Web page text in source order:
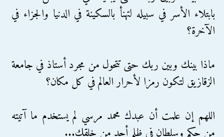
بابتلاء الأسر في سبيله لتهنأ بالسكينة في الدنيا والجزاء في
الآخرة؟
ماذا بينك وبين ربك حتى تتحول من مجرد أستاذ في جامعة
الزقازيق لتكون رمزا لأحرار العالم في كل مكان؟
اللهم إن علمت أن عبدك محمد مرسي لم يستخدم ما آتيته